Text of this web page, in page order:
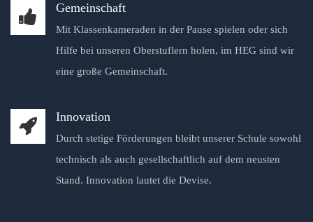
Gemeinschaft
Mit Klassenkameraden in der Pause spielen oder sich
Hilfe bei unseren Oberstuflern holen, im HEG sind wir
eine große Gemeinschaft.
Innovation
Durch stetige Förderungen bleibt unserer Schule sowohl
technisch als auch gesellschaftlich auf dem neusten
Stand. Innovation lautet die Devise.